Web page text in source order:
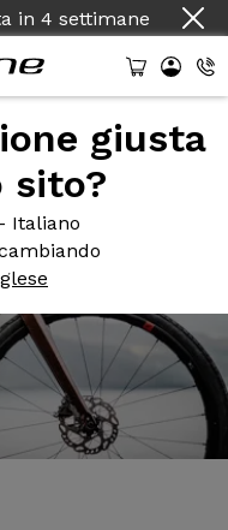
in 4 settimane
giusta
sito?
Italiano
Tecnologie